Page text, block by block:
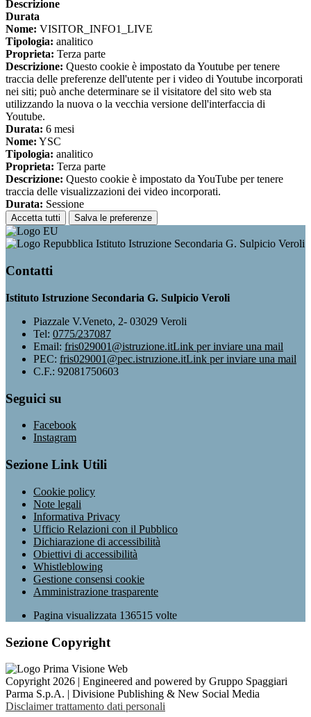
Descrizione
Durata
Nome: VISITOR_INFO1_LIVE
Tipologia: analitico
Proprieta: Terza parte
Descrizione: Questo cookie è impostato da Youtube per tenere
traccia delle preferenze dell'utente per i video di Youtube incorporati
nei siti; può anche determinare se il visitatore del sito web sta
utilizzando la nuova o la vecchia versione dell'interfaccia di
Youtube.
Durata: 6 mesi
Nome: YSC
Tipologia: analitico
Proprieta: Terza parte
Descrizione: Questo cookie è impostato da YouTube per tenere
traccia delle visualizzazioni dei video incorporati.
Durata: Sessione
Accetta tutti Salva le preferenze
Istituto Istruzione Secondaria G. Sulpicio Veroli
Contatti
Istituto Istruzione Secondaria G. Sulpicio Veroli
Piazzale V.Veneto, 2- 03029 Veroli
Tel: 0775/237087
Email: fris029001@istruzione.itLink per inviare una mail
PEC: fris029001@pec.istruzione.itLink per inviare una mail
C.F.: 92081750603
Seguici su
Facebook
Instagram
Sezione Link Utili
Cookie policy
Note legali
Informativa Privacy
Ufficio Relazioni con il Pubblico
Dichiarazione di accessibilità
Obiettivi di accessibilità
Whistleblowing
Gestione consensi cookie
Amministrazione trasparente
Pagina visualizzata 136515 volte
Sezione Copyright
Copyright 2026 | Engineered and powered by Gruppo Spaggiari
Parma S.p.A. | Divisione Publishing & New Social Media
Disclaimer trattamento dati personali